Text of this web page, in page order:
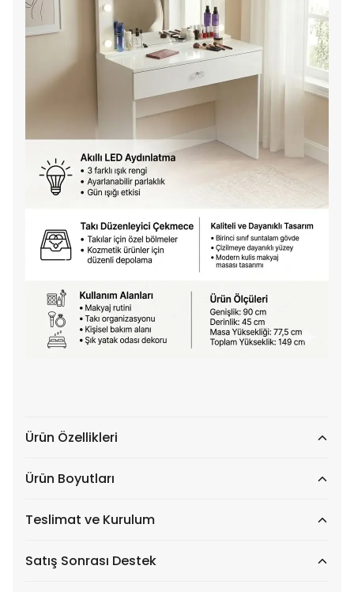
Ürün Özellikleri
Ürün Boyutları
Teslimat ve Kurulum
Satış Sonrası Destek